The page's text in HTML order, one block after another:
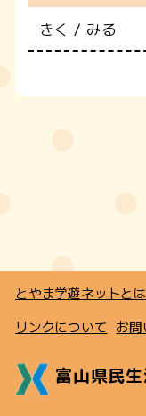
きく / みる
とやま学遊ネットとは
リンクについて お問
富山県民